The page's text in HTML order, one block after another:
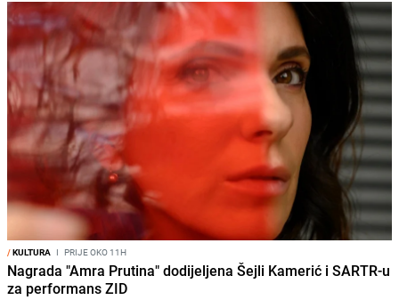
/KULTURA I PRIJE OKO 11H
Nagrada "Amra Prutina" dodijeljena Šejli Kamerić i SARTR-u
za performans ZID